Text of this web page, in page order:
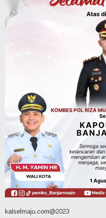
Kalsel
Operasi Sikat
Kalsel Amankan
Pemerintahan Sosial & Keagamaan
Banjarmasin Pilot
Digital, Target 30
Jauh, Komisi II
Agustus 7, 2026
kalselmaju.com@2023